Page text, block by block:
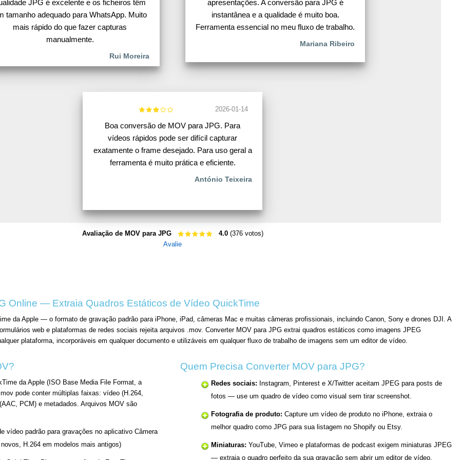
JPG é excelente e os ficheiros têm
tamanho adequado para WhatsApp. Muito
mais rápido do que fazer capturas
manualmente.
Rui Moreira
apresentações. A conversão para JPG é
instantânea e a qualidade é muito boa.
Ferramenta essencial no meu fluxo de trabalho.
Mariana Ribeiro
2026-01-14
Boa conversão de MOV para JPG. Para
vídeos rápidos pode ser difícil capturar
exatamente o frame desejado. Para uso geral a
ferramenta é muito prática e eficiente.
António Teixeira
Avaliação de MOV para JPG 4.0(376 votos)
Avalie
Online — Extraia Quadros Estáticos de Vídeo QuickTime
da Apple — o formato de gravação padrão para iPhone, iPad, câmeras Mac e muitas câmeras profissionais, incluindo Canon, Sony e drones DJI. A
web e plataformas de redes sociais rejeita arquivos .mov. Converter MOV para JPG extrai quadros estáticos como imagens JPEG
plataforma, incorporáveis em qualquer documento e utilizáveis em qualquer fluxo de trabalho de imagens sem um editor de vídeo.
da Apple (ISO Base Media File Format, a
pode conter múltiplas faixas: vídeo (H.264,
PCM) e metadados. Arquivos MOV são
vídeo padrão para gravações no aplicativo Câmera
H.264 em modelos mais antigos)
Quem Precisa Converter MOV para JPG?
Redes sociais: Instagram, Pinterest e X/Twitter aceitam JPEG para posts de
fotos — use um quadro de vídeo como visual sem tirar screenshot.
Fotografia de produto: Capture um vídeo de produto no iPhone, extraia o
melhor quadro como JPG para sua listagem no Shopify ou Etsy.
Miniaturas: YouTube, Vimeo e plataformas de podcast exigem miniaturas JPEG
— extraia o quadro perfeito da sua gravação sem abrir um editor de vídeo.